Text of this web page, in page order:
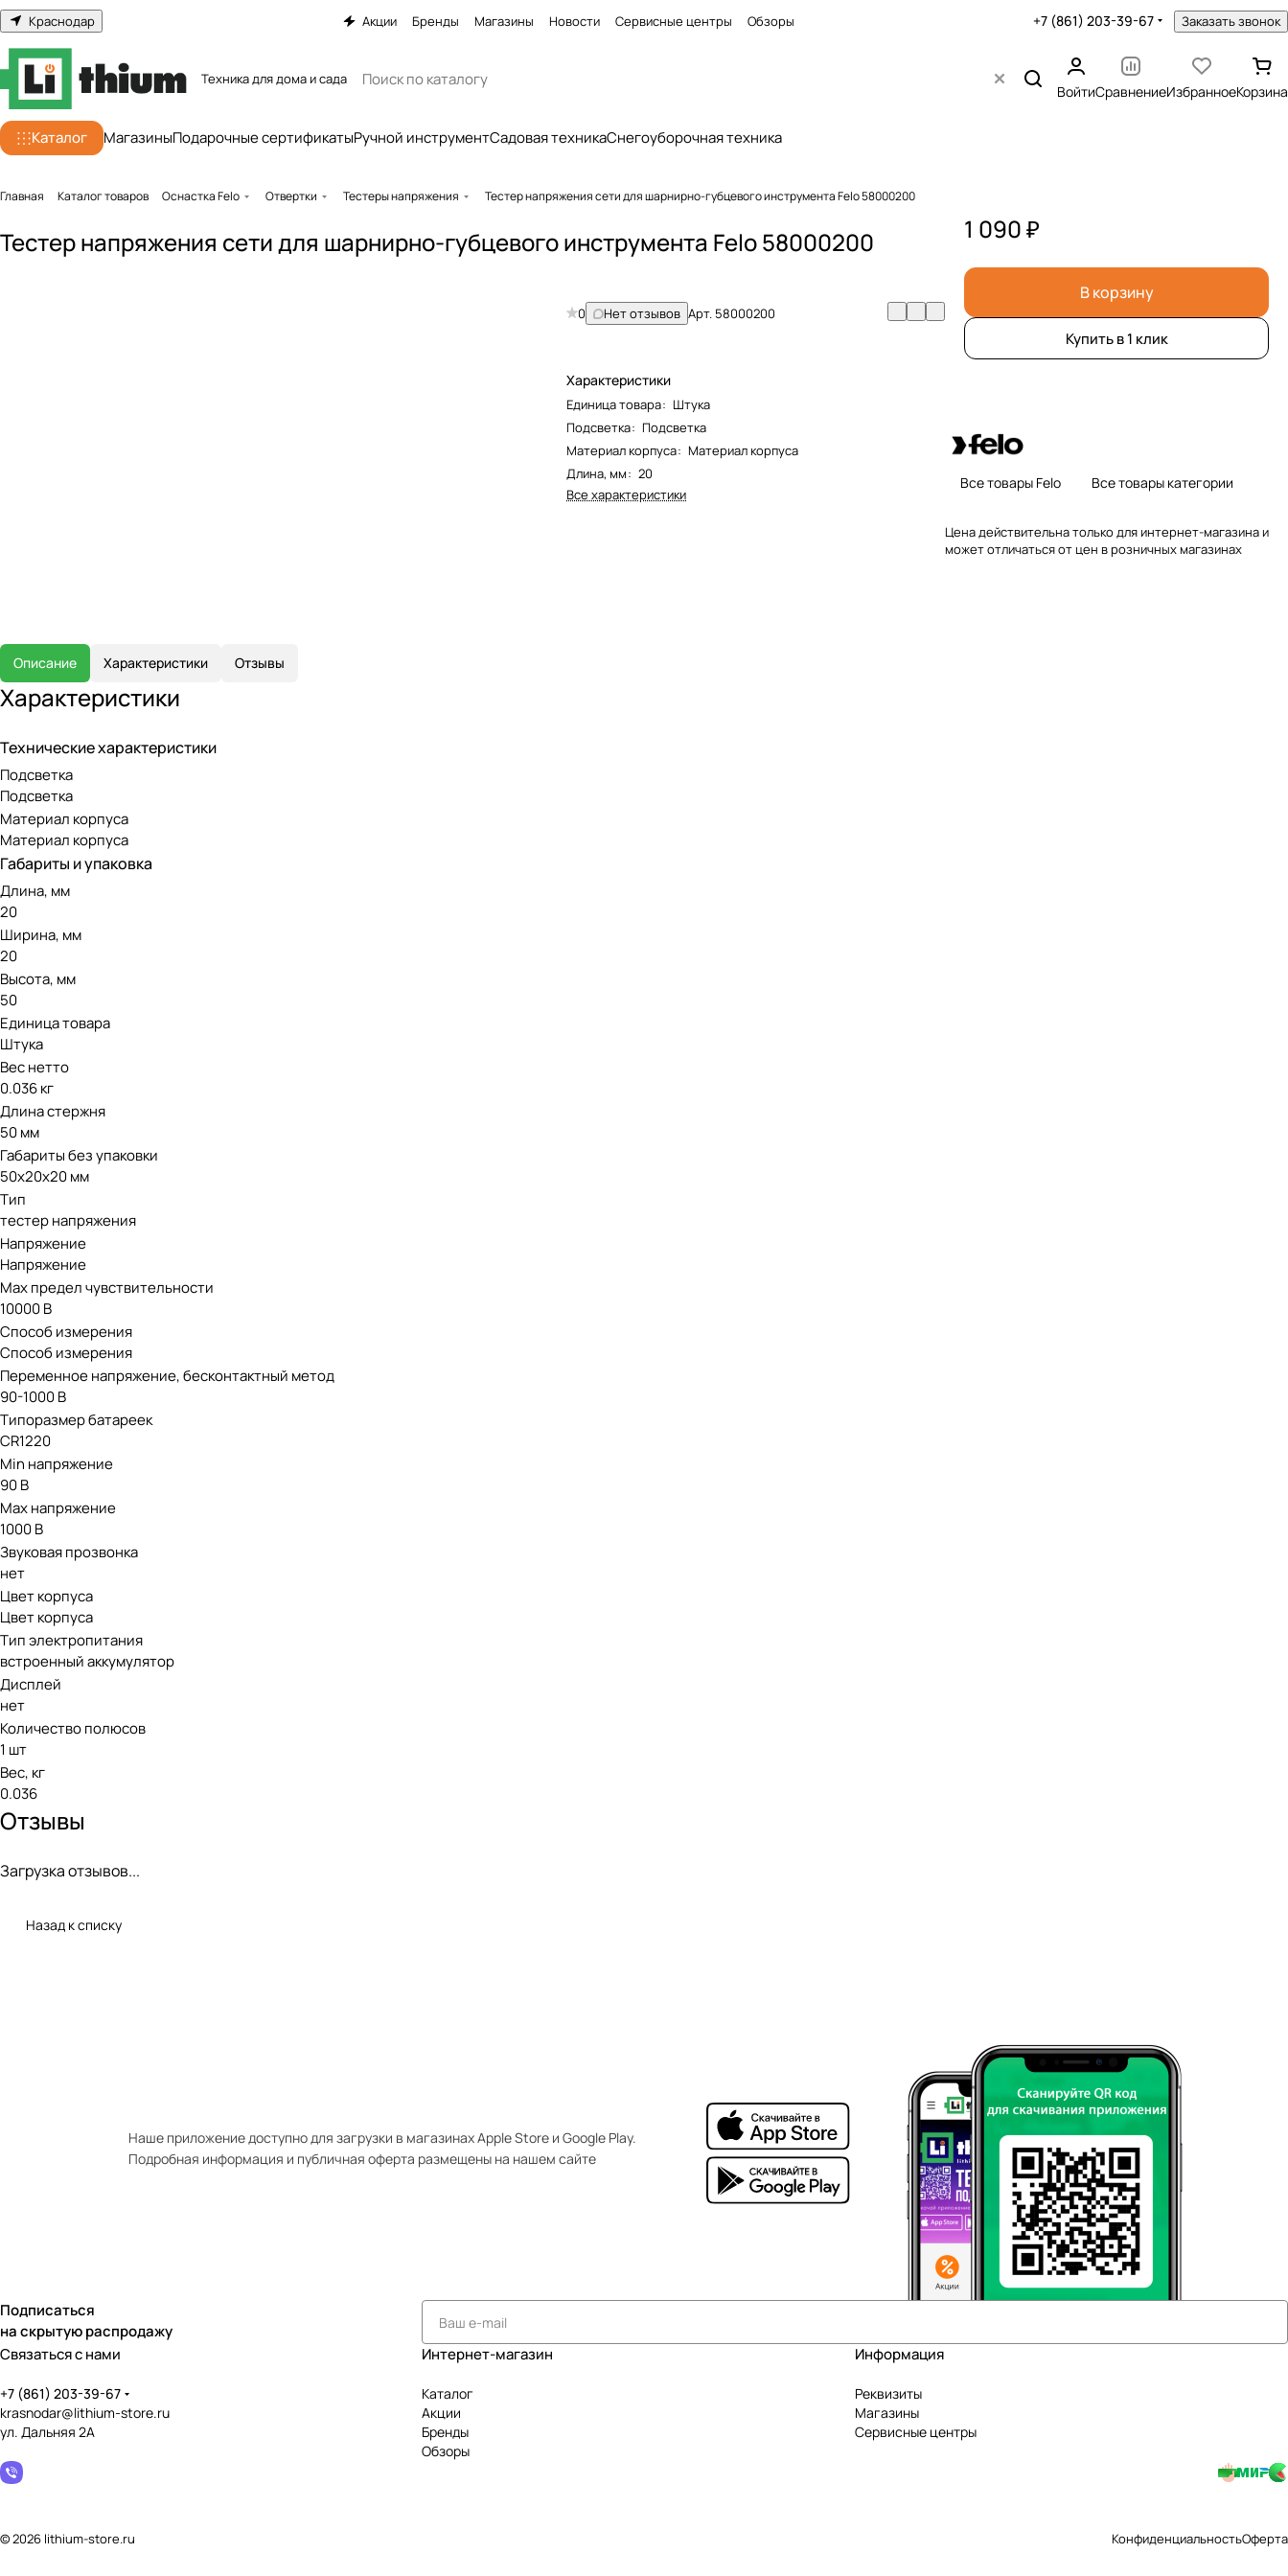
Краснодар Акции Бренды Магазины Новости Сервисные центры Обзоры +7 (861) 203-39-67 Заказать звонок
Техника для дома и сада
ВойтиСравнениеИзбранноеКорзина
Каталог МагазиныПодарочные сертификатыРучной инструментСадовая техникаСнегоуборочная техника
Главная Каталог товаров Оснастка Felo Отвертки Тестеры напряжения Тестер напряжения сети для шарнирно-губцевого инструмента Felo 58000200
Тестер напряжения сети для шарнирно-губцевого инструмента Felo 58000200
0 Нет отзывов Арт. 58000200
Характеристики
Единица товара: Штука
Подсветка: Подсветка
Материал корпуса: Материал корпуса
Длина, мм: 20
Все характеристики
1 090 ₽
В корзину
Купить в 1 клик
Все товары Felo Все товары категории
Цена действительна только для интернет-магазина и
может отличаться от цен в розничных магазинах
Описание Характеристики Отзывы
Характеристики
Технические характеристики
Подсветка
Подсветка
Материал корпуса
Материал корпуса
Габариты и упаковка
Длина, мм
20
Ширина, мм
20
Высота, мм
50
Единица товара
Штука
Вес нетто
0.036 кг
Длина стержня
50 мм
Габариты без упаковки
50х20х20 мм
Тип
тестер напряжения
Напряжение
Напряжение
Max предел чувствительности
10000 В
Способ измерения
Способ измерения
Переменное напряжение, бесконтактный метод
90-1000 В
Типоразмер батареек
CR1220
Min напряжение
90 В
Max напряжение
1000 В
Звуковая прозвонка
нет
Цвет корпуса
Цвет корпуса
Тип электропитания
встроенный аккумулятор
Дисплей
нет
Количество полюсов
1 шт
Вес, кг
0.036
Отзывы
Загрузка отзывов...
Назад к списку
Наше приложение доступно для загрузки в магазинах Apple Store и Google Play.
Подробная информация и публичная оферта размещены на нашем сайте
Подписаться
на скрытую распродажу
Связаться с нами
+7 (861) 203-39-67
krasnodar@lithium-store.ru
ул. Дальняя 2А
Интернет-магазин
Каталог
Акции
Бренды
Обзоры
Информация
Реквизиты
Магазины
Сервисные центры
© 2026 lithium-store.ru КонфиденциальностьОферта